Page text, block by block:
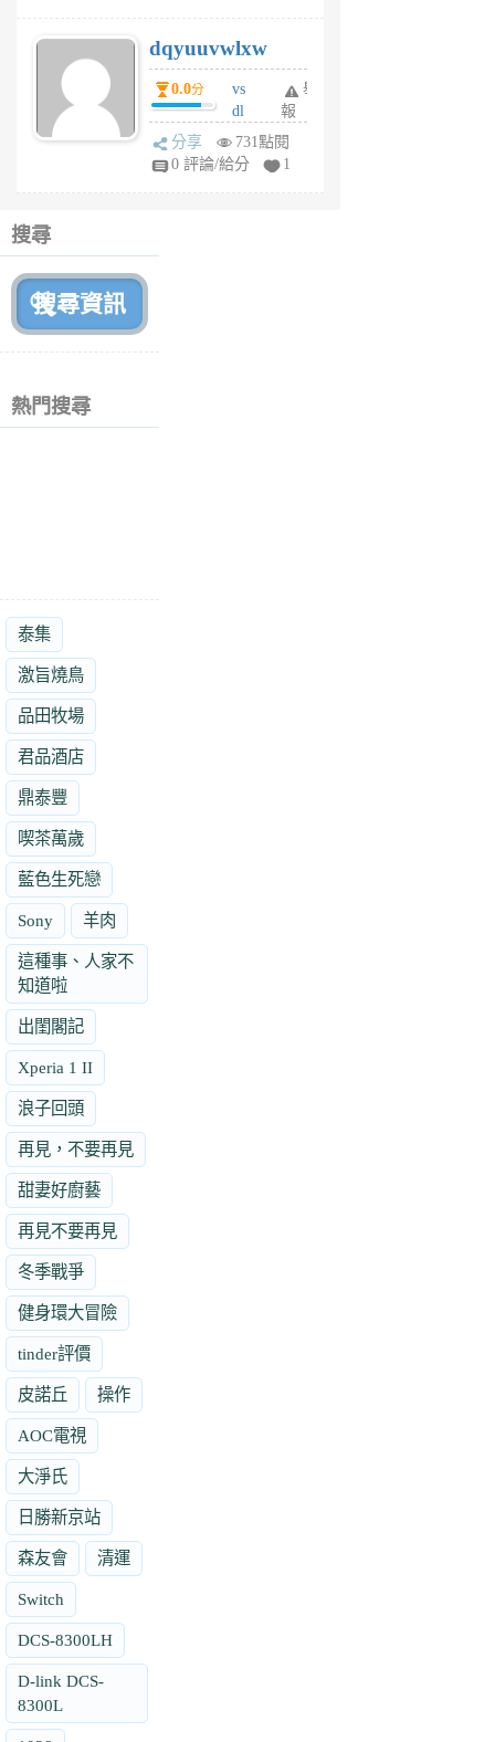
6
個
月
前
dqyuuvwlxw
0.0分
vs
dl
sq
fy
舉
報
分享
731點閱
0 評論/給分
1
搜尋
熱門搜尋
泰集
激旨燒鳥
品田牧場
君品酒店
鼎泰豐
喫茶萬歲
藍色生死戀
Sony 羊肉
這種事、人家不
知道啦
出閨閣記
Xperia 1 II
浪子回頭
再見，不要再見
甜妻好廚藝
再見不要再見
冬季戰爭
健身環大冒險
tinder評價
皮諾丘 操作
AOC電視
大淨氏
日勝新京站
森友會 清運
Switch
DCS-8300LH
D-link DCS-
8300L